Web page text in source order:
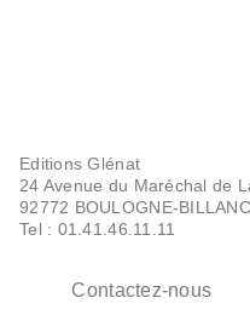
Editions Glénat
24 Avenue du Maréchal de
92772 BOULOGNE-
Tel : 01.41.46.11.11
Contactez-nous